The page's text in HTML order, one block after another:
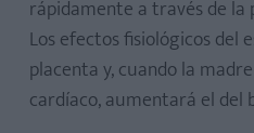
rápidamente a través de
Los efectos fisiológicos del
placenta y, cuando la
cardíaco, aumentará el del